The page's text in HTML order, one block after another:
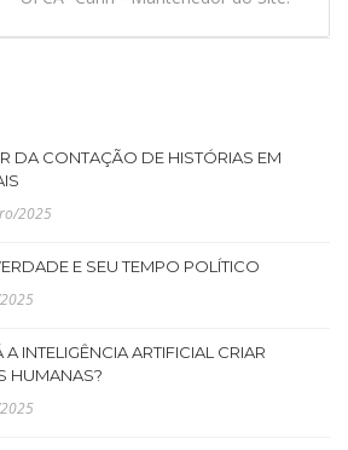
DA CONTAÇÃO DE HISTÓRIAS EM
2025
E SEU TEMPO POLÍTICO
INTELIGÊNCIA ARTIFICIAL CRIAR
HUMANAS?